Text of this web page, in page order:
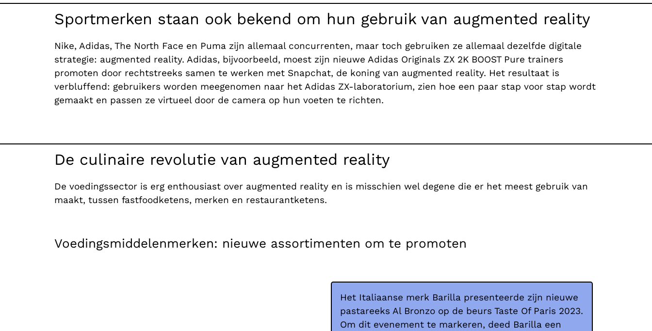
Sportmerken staan ook bekend om hun gebruik van augmented reality
Nike, Adidas, The North Face en Puma zijn allemaal concurrenten, maar toch gebruiken ze allemaal dezelfde digitale
strategie: augmented reality. Adidas, bijvoorbeeld, moest zijn nieuwe Adidas Originals ZX 2K BOOST Pure trainers
promoten door rechtstreeks samen te werken met Snapchat, de koning van augmented reality. Het resultaat is
verbluffend: gebruikers worden meegenomen naar het Adidas ZX-laboratorium, zien hoe een paar stap voor stap wordt
gemaakt en passen ze virtueel door de camera op hun voeten te richten.
De culinaire revolutie van augmented reality
De voedingssector is erg enthousiast over augmented reality en is misschien wel degene die er het meest gebruik van
maakt, tussen fastfoodketens, merken en restaurantketens.
Voedingsmiddelenmerken: nieuwe assortimenten om te promoten
Het Italiaanse merk Barilla presenteerde zijn nieuwe
pastareeks Al Bronzo op de beurs Taste Of Paris 2023.
Om dit evenement te markeren, deed Barilla een